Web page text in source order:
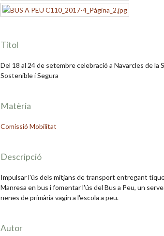
Títol
Del 18 al 24 de setembre celebració a Navarcles de la
Sostenible i Segura
Matèria
Comissió Mobilitat
Descripció
Impulsar l'ús dels mitjans de transport entregant
Manresa en bus i fomentar l'ús del Bus a Peu, un
nenes de primària vagin a l'escola a peu.
Autor